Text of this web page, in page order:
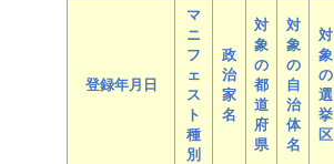
登録年月日
マ
ニ
フ
ェ
ス
ト
種
別
政
治
家
名
対
象
の
都
道
府
県
対
象
の
自
治
体
名
対
象
の
選
挙
区